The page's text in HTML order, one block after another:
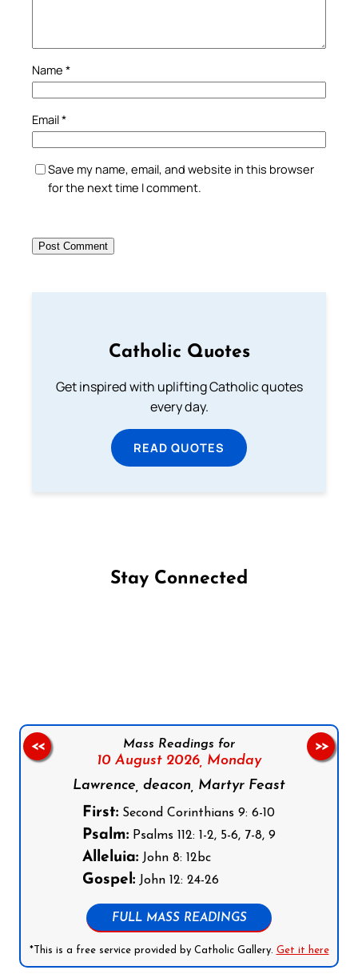
Name *
Email*
Save my name, email, and website in this browser
for the next time I comment.
Catholic Quotes
Get inspired with uplifting Catholic quotes
every day.
READ QUOTES
Stay Connected
Mass Readings for
10 August 2026, Monday
Lawrence, deacon, Martyr Feast
First: Second Corinthians 9: 6-10
Psalm: Psalms 112: 1-2, 5-6, 7-8, 9
Alleluia: John 8: 12bc
Gospel: John 12: 24-26
FULL MASS READINGS
*This is a free service provided by Catholic Gallery. Get it here
<< >>